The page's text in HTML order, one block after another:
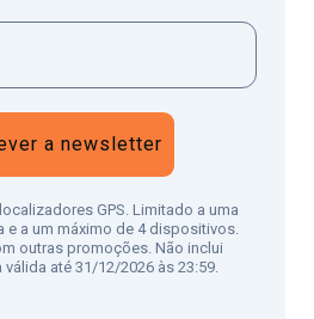
a newsletter
GPS. Limitado a uma
a um máximo de 4 dispositivos.
outras promoções. Não inclui
até 31/12/2026 às 23:59.